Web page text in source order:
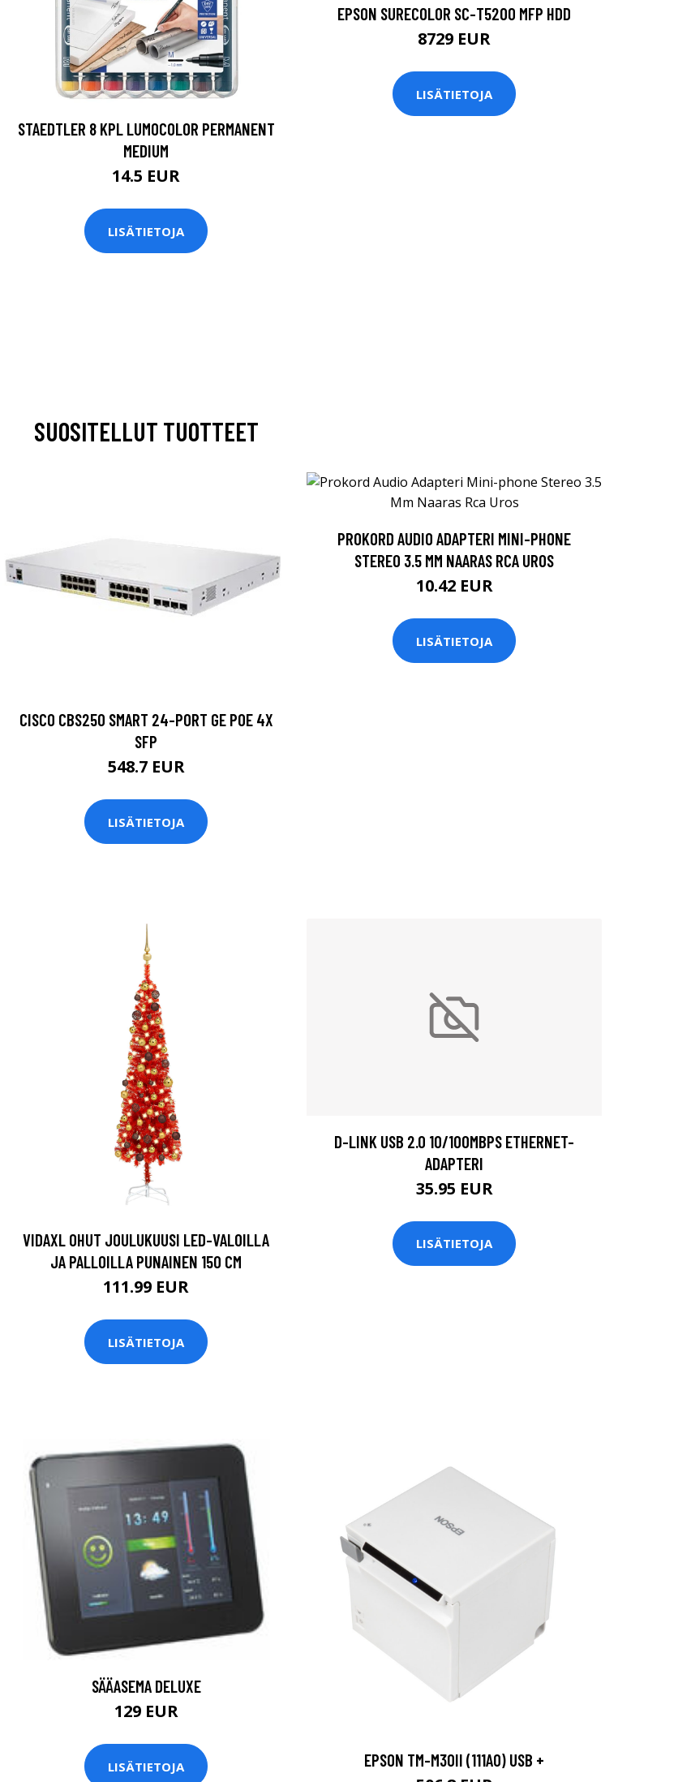
STAEDTLER 8 KPL LUMOCOLOR PERMANENT
MEDIUM
14.5 EUR
LISÄTIETOJA
EPSON SURECOLOR SC-T5200 MFP HDD
8729 EUR
LISÄTIETOJA
SUOSITELLUT TUOTTEET
CISCO CBS250 SMART 24-PORT GE POE 4X
SFP
548.7 EUR
LISÄTIETOJA
PROKORD AUDIO ADAPTERI MINI-PHONE
STEREO 3.5 MM NAARAS RCA UROS
10.42 EUR
LISÄTIETOJA
VIDAXL OHUT JOULUKUUSI LED-VALOILLA
JA PALLOILLA PUNAINEN 150 CM
111.99 EUR
LISÄTIETOJA
D-LINK USB 2.0 10/100MBPS ETHERNET-
ADAPTERI
35.95 EUR
LISÄTIETOJA
SÄÄASEMA DELUXE
129 EUR
LISÄTIETOJA EPSON TM-M30II (111A0) USB +